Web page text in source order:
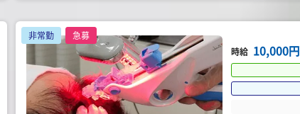
非常勤
急募
時給 10,000円